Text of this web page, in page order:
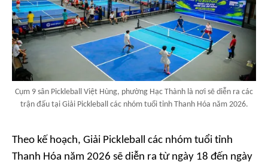
Cụm 9 sân Pickleball Việt Hùng, phường Hạc Thành là nơi sẽ diễn ra các
trận đấu tại Giải Pickleball các nhóm tuổi tỉnh Thanh Hóa năm 2026.
Theo kế hoạch, Giải Pickleball các nhóm tuổi tỉnh
Thanh Hóa năm 2026 sẽ diễn ra từ ngày 18 đến ngày